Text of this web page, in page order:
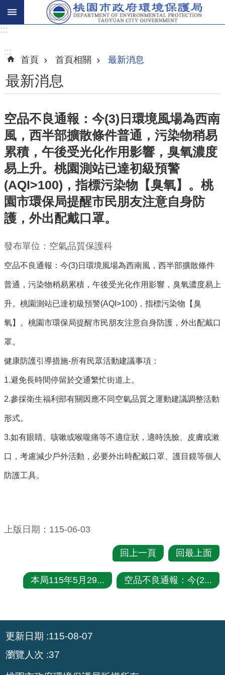
搜
尋
關
於
我
們
環
保
主
題
環
品
質
便
民
務
資
訊
公
開
屬
機
車
圾
清
:::
:::
首頁
首頁相關 最新消息
最新消息
空品不良通報：今(3)日環境風場為西南
風，西半部擴散條件普通，污染物稍易
累積，午後受光化作用影響，臭氧濃度
易上升。桃園測站已達初級預警
(AQI>100)，指標污染物【臭氧】。桃
園市環保局提醒市民朋友注意自身防
護，外出配戴口罩。
發布單位：空氣品質保護科
空品不良通報：今(3)日環境風場為西南風，西半部擴散條件
普通，污染物稍易累積，午後受光化作用影響，臭氧濃度易上
升。桃園測站已達初級預警(AQI>100)，指標污染物【臭
氧】。桃園市環保局提醒市民朋友注意自身防護，外出配戴口
罩。
健康防護引導措施-所有民眾活動建議事項：
1.避免長時間停留於交通繁忙街道上。
2.參採衛生福利部有關因應不同空氣品質之運動建議調整活動
形式。
3.如有眼睛、咳嗽或喉嚨痛等不適症狀，適時洗臉、皮膚或漱
口，考慮減少戶外活動，必要外出時配戴口罩、護目鏡等個人
防護工具。
上版日期：115-06-03
回上一頁 回最上面
本局115年5⽉29... 空品不良通報：今(2...
更新日期 115-08-07
瀏覽人次 37